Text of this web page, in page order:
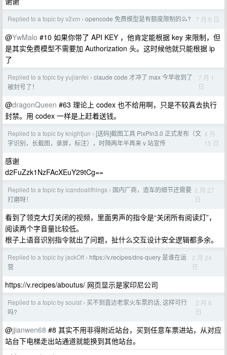
Replied to a topic by v2xm › opencode 免费模型是有额度限制的么? 7 月 6 日
@YwMalo #10 如果你带了 API KEY ，他肯定能根据 key 来限制，但
是其实免费模型不需要加 Authorization 头。这时候他就只能根据 ip
了
Replied to a topic by yujianfei › claude code 才冲了 max 今早收到了
被封号了！
7 月 1
日
@dragonQueen #63 理论上 codex 也不给用啊，只是不较真去执行
封禁。用 codex 一样是上赶着送钱。
Replied to a topic by knightjun › [送码]截图工具 PixPin3.0 正式发布（文
字识别，长截图，录屏，标注），时隔两年半再来 v 站宣传
4 月
15 日
感谢
d2FuZzk1NzFAcXEuY29tCg==
Replied to a topic by icandoallthings › 国内厂商，造车的细节还需要
打磨呀！
2 月 27
日
看到了领克大灯关闭的视频，里面男声的指令是“关闭所有阅读灯”，
阅读两个字音量比较低。
根子上语音识别指令就出了问题，扯什么交互设计安全逻辑都多余。
Replied to a topic by jackOff › https://v.recipes/dns-query 是谁在运
营
2 月 24
日
https://v.recipes/aboutus/ 网页显示是家印尼公司
Replied to a topic by soulst › 买不到直达老家火车票的话, 这样可行
吗?
2 月 6
日
@jjianwen68 #8 其实不用非得附近站台，买到任意车票进站，从对应
站台下电梯走出站通道就能换到其他站台。